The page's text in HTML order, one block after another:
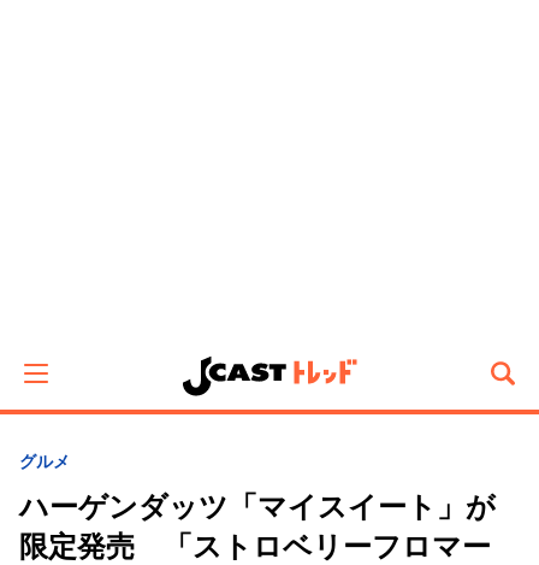
グルメ
ハーゲンダッツ「マイスイート」が
限定発売 「ストロベリーフロマー